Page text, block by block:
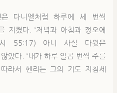
다니엘처럼 하루에 세 번씩
지켰다. ‘저녁과 아침과 정오에
시 55:17) 아니 사실 다윗은
았다. ‘내가 하루 일곱 번씩 주를
라서 헨리는 그의 기도 지침세